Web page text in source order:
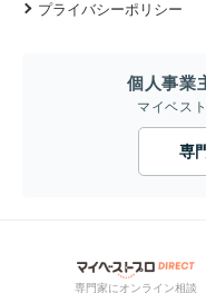
プライバシーポリシー
個人事業
マイベス
専
専門家にオンライン相談